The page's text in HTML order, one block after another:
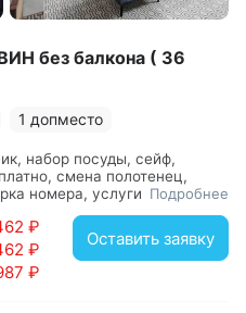
мини-зоопарк, караоке,
отеле предусмотрена
предоставляются
Отель предлагает
и
без балкона ( 36
1 допместо
набор посуды, сейф,
смена полотенец,
номера, услуги
стол, стулья, шкаф,
фен
Подробнее
₽
₽
₽
Оставить заявку